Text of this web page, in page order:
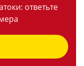
ответьте